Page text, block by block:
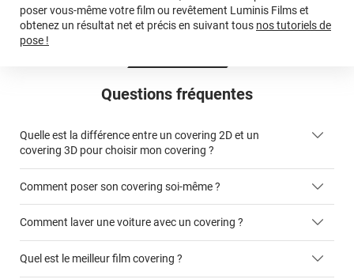
Questions fréquentes
Quelle est la différence entre un covering 2D et un
covering 3D pour choisir mon covering ?
covering 2D
Comment poser son covering soi-même ?
Comment laver une voiture avec un covering ?
Quel est le meilleur film covering ?
poser vous-même votre film ou revêtement Luminis Films et
obtenez un résultat net et précis en suivant tous nos tutoriels de
pose !